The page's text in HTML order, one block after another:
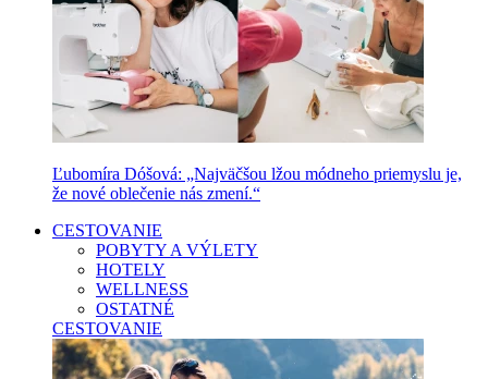
Ľubomíra Dóšová: „Najväčšou lžou módneho priemyslu je,
že nové oblečenie nás zmení.“
CESTOVANIE
POBYTY A VÝLETY
HOTELY
WELLNESS
OSTATNÉ
CESTOVANIE